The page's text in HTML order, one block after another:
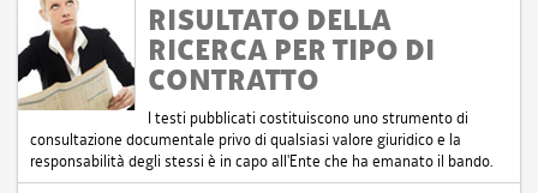
RISULTATO DELLA
RICERCA PER TIPO DI
CONTRATTO
I testi pubblicati costituiscono uno strumento di
consultazione documentale privo di qualsiasi valore giuridico e la
responsabilità degli stessi è in capo all'Ente che ha emanato il bando.